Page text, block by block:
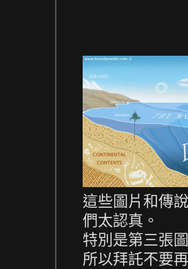
這些圖片和傳
們太認真。
特別是第三張
所以拜託不要